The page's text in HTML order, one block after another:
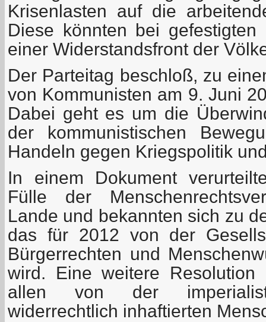
Krisenlasten auf die
Diese könnten bei
einer Widerstandsfront der
Der Parteitag beschloß, zu
von Kommunisten am 9. Juni
Dabei geht es um die
der kommunistischen
Handeln gegen Kriegspolitik
In einem Dokument
Fülle der
Lande und bekannten sich zu
das für 2012 von der
Bürgerrechten und
wird. Eine weitere
allen von der
widerrechtlich inhaftierten